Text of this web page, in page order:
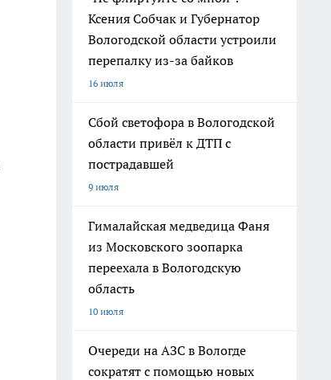
Ксения Собчак и Губернатор
Вологодской области устроили
перепалку из-за байков
16 июля
Сбой светофора в Вологодской
области привёл к ДТП с
пострадавшей
9 июля
Гималайская медведица Фаня
из Московского зоопарка
переехала в Вологодскую
область
10 июля
Очереди на АЗС в Вологде
сократят с помощью новых